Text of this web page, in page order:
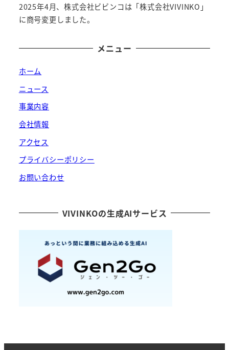
2025年4月、株式会社ビビンコは「株式会社VIVINKO」
に商号変更しました。
メニュー
ホーム
ニュース
事業内容
会社情報
アクセス
プライバシーポリシー
お問い合わせ
VIVINKOの生成AIサービス